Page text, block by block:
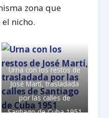
zona que
nicho.
Urna con los restos de
José Martí, trasladada
por las calles de
Santiago de Cuba 1951